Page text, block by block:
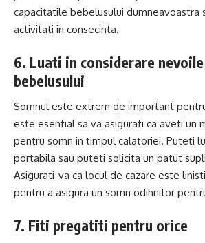
capacitatile bebelusului dumneavoastra
activitati in consecinta.
6. Luati in considerare
bebelusului
Somnul este extrem de important
este esential sa va asigurati ca aveti un
pentru somn in timpul calatoriei. Puteti
portabila sau puteti solicita un patut
Asigurati-va ca locul de cazare este
pentru a asigura un somn odihnitor
7. Fiti pregatiti pentru orice